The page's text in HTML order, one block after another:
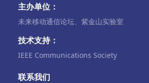
主办单位：
未来移动通信论坛、紫金山实验室
技术支持：
IEEE Communications Society
联系我们